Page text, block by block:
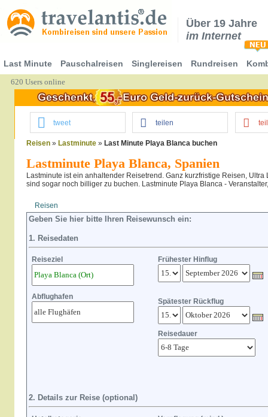
Über 19 Jahre
im Internet
Last Minute Pauschalreisen Singlereisen Rundreisen
620 Users online
tweet teilen
Reisen » Lastminute » Last Minute Playa Blanca buchen
Lastminute Playa Blanca, Spanien
Lastminute ist ein anhaltender Reisetrend. Ganz kurzfristige Reisen,
sind sogar noch billiger zu buchen. Lastminute Playa Blanca -
Reisen
Geben Sie hier bitte Ihren Reisewunsch ein:
1. Reisedaten
Reiseziel Frühester Hinflug
Abflughafen
Spätester Rückflug
Reisedauer
2. Details zur Reise (optional)